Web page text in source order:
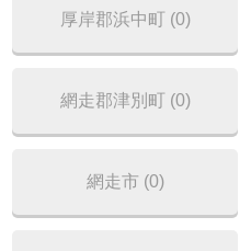
厚岸郡浜中町 (0)
網走郡津別町 (0)
網走市 (0)